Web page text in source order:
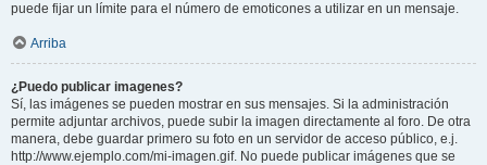
puede fijar un límite para el número de emoticones a utilizar en un mensaje.
Arriba
¿Puedo publicar imagenes?
Sí, las imágenes se pueden mostrar en sus mensajes. Si la administración
permite adjuntar archivos, puede subir la imagen directamente al foro. De otra
manera, debe guardar primero su foto en un servidor de acceso público, e.j.
http://www.ejemplo.com/mi-imagen.gif. No puede publicar imágenes que se